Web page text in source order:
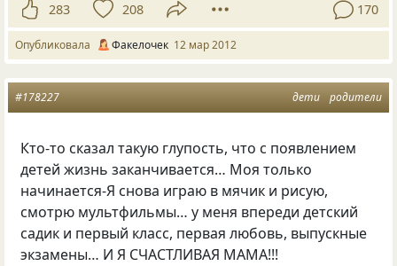
283 208 170
Опубликовала Факелочек 12 мар 2012
дети родители
#178227
Кто-то сказал такую глупость, что с появлением
детей жизнь заканчивается… Моя только
начинается-Я снова играю в мячик и рисую,
смотрю мультфильмы… у меня впереди детский
садик и первый класс, первая любовь, выпускные
экзамены… И Я СЧАСТЛИВАЯ МАМА!!!